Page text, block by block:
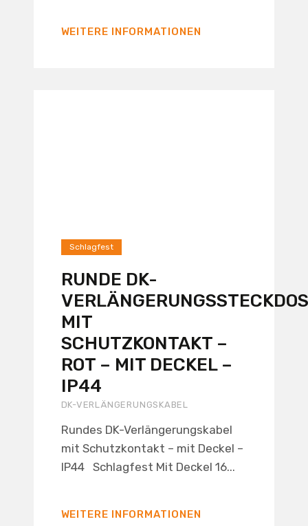
WEITERE INFORMATIONEN
Schlagfest
RUNDE DK-
MIT
SCHUTZKONTAKT –
ROT – MIT DECKEL –
IP44
DK-VERLÄNGERUNGSKABEL
Rundes DK-Verlängerungskabel
mit Schutzkontakt – mit Deckel –
IP44 Schlagfest Mit Deckel 16...
WEITERE INFORMATIONEN